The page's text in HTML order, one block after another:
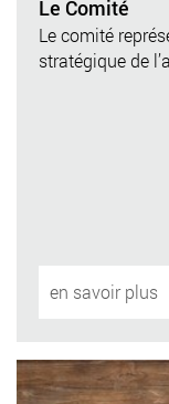
Le Comité
Le comité
stratégique de
en savoir plus